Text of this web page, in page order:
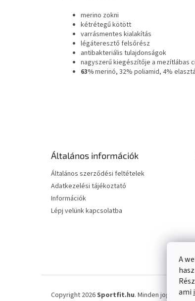
A
ami
merino zokni
kétrétegű kötött
varrásmentes kialakítás
légáteresztő felsőrész
antibakteriális tulajdonságok
nagyszerű kiegészítője a mezítlábas
63%merinó, 32% poliamid, 4%
Általános információk
Általános szerződési feltételek
Adatkezelési tájékoztató
Információk
Lépj velünk kapcsolatba
Copyright 2026Sportfit.hu. Minden jog